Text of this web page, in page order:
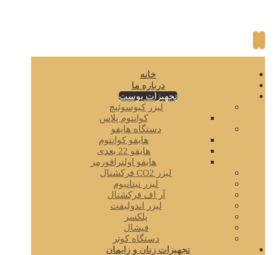
خانه
درباره ما
تجهیزات پوست
لیزر کیوسوئیچ
کوانتوم پلاس
دستگاه هایفو
هایفو کوانتوم
هایفو 22 بعدی
هایفو اولترافورمر
لیزر CO2 فرکشنال
لیزر تیتانیوم
آر اف فرکشنال
لیزر اندولیفت
پلکسر
فیشال
دستگاه کوتر
تجهیزات زنان و زایمان